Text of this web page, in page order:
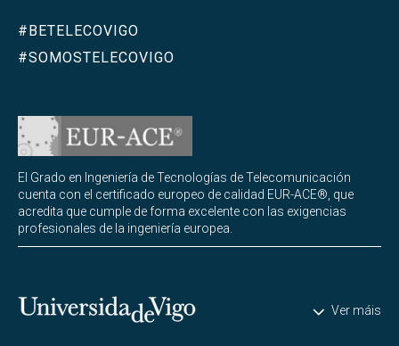
(PARS)
Plan Viejo (PARS)
Abrir
Másteres
Abrir
Dobles titulaciones
Abrir
Abrir
Otra formación
#BETELECOVIGO
#SOMOSTELECOVIGO
El Grado en Ingeniería de Tecnologías de Telecomunicación
cuenta con el certificado europeo de calidad EUR-ACE®, que
acredita que cumple de forma excelente con las exigencias
profesionales de la ingeniería europea.
Universidade de Vigo Ver máis